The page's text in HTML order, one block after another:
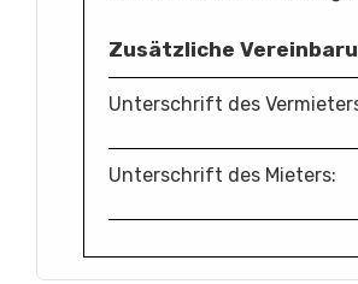
Zusätzliche
Unterschrift des
Unterschrift des Mieters: